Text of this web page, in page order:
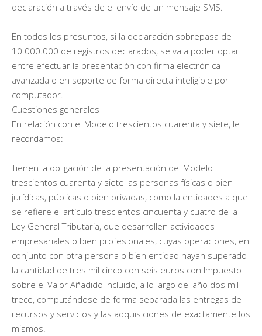
declaración a través de el envío de un mensaje SMS.
En todos los presuntos, si la declaración sobrepasa de
10.000.000 de registros declarados, se va a poder optar
entre efectuar la presentación con firma electrónica
avanzada o en soporte de forma directa inteligible por
computador.
Cuestiones generales
En relación con el Modelo trescientos cuarenta y siete, le
recordamos:
Tienen la obligación de la presentación del Modelo
trescientos cuarenta y siete las personas físicas o bien
jurídicas, públicas o bien privadas, como la entidades a que
se refiere el artículo trescientos cincuenta y cuatro de la
Ley General Tributaria, que desarrollen actividades
empresariales o bien profesionales, cuyas operaciones, en
conjunto con otra persona o bien entidad hayan superado
la cantidad de tres mil cinco con seis euros con Impuesto
sobre el Valor Añadido incluido, a lo largo del año dos mil
trece, computándose de forma separada las entregas de
recursos y servicios y las adquisiciones de exactamente los
mismos.